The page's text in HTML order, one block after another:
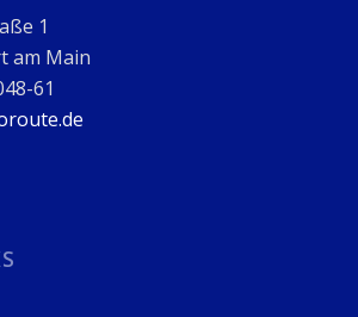
1
am Main
61